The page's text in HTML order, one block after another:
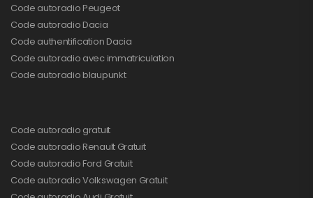
Code autoradio Peugeot
Code autoradio Dacia
Code authentification Dacia
Code autoradio avec immatriculation
Code autoradio blaupunkt
Code autoradio gratuit
Code autoradio Renault Gratuit
Code autoradio Ford Gratuit
Code autoradio Volkswagen Gratuit